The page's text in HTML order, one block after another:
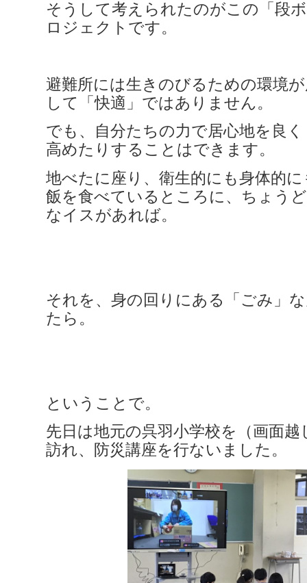
そうして考えられたのがこの「段
ロジェクトです。
避難所には生きのびるための環境
して「快適」ではありません。
でも、自分たちの力で居心地を良
高めたりすることはできます。
地べたに座り、衛生的にも身体的
飯を食べているところに、ちょう
なイスがあれば。
それを、身の回りにある「ごみ」
たら。
ということで。
先日は地元の呉羽小学校を（画面
訪れ、防災講座を行ないました。